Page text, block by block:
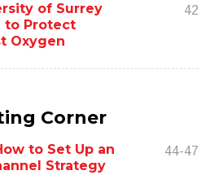
of Surrey
to Protect
Oxygen
42
Corner
to Set Up an
Strategy
44-47